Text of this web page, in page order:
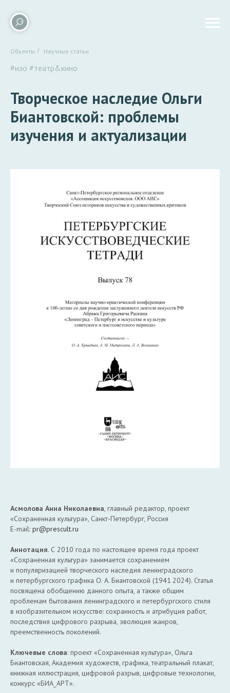
Объекты / Научные статьи
#изо #театр&кино
Творческое наследие Ольги
Биантовской: проблемы
изучения и актуализации
Асмолова Анна Николаевна, главный редактор, проект
«Сохраненная культура», Санкт-Петербург, Россия
Е-mail: pr@prescult.ru
Аннотация. С 2010 года по настоящее время года проект
«Сохраненная культура» занимается сохранением
и популяризацией творческого наследия ленинградского
и петербургского графика О. А. Биантовской (1941 2024). Статья
посвящена обобщению данного опыта, а также общим
проблемам бытования ленинградского и петербургского стиля
в изобразительном искусстве: сохранность и атрибуция работ,
последствия цифрового разрыва, эволюция жанров,
преемственность поколений.
Ключевые слова: проект «Сохраненная культура», Ольга
Биантовская, Академия художеств, графика, театральный плакат,
книжная иллюстрация, цифровой разрыв, цифровые технологии,
конкурс «БИА_АРТ».